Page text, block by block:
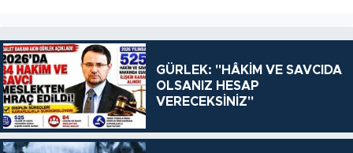
GÜRLEK: "HÂKİM VE SAVCIDA
OLSANIZ HESAP
VERECEKSİNİZ"